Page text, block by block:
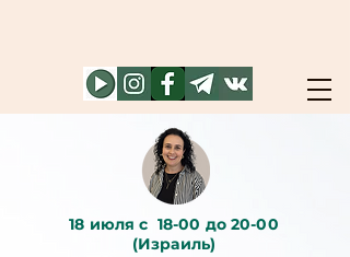
18 июля с 18-00 до 20-00
(Израиль)